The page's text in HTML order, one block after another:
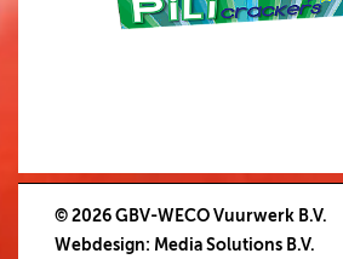
© 2026 GBV-WECO Vuurwerk B.V.
Webdesign: Media Solutions B.V.